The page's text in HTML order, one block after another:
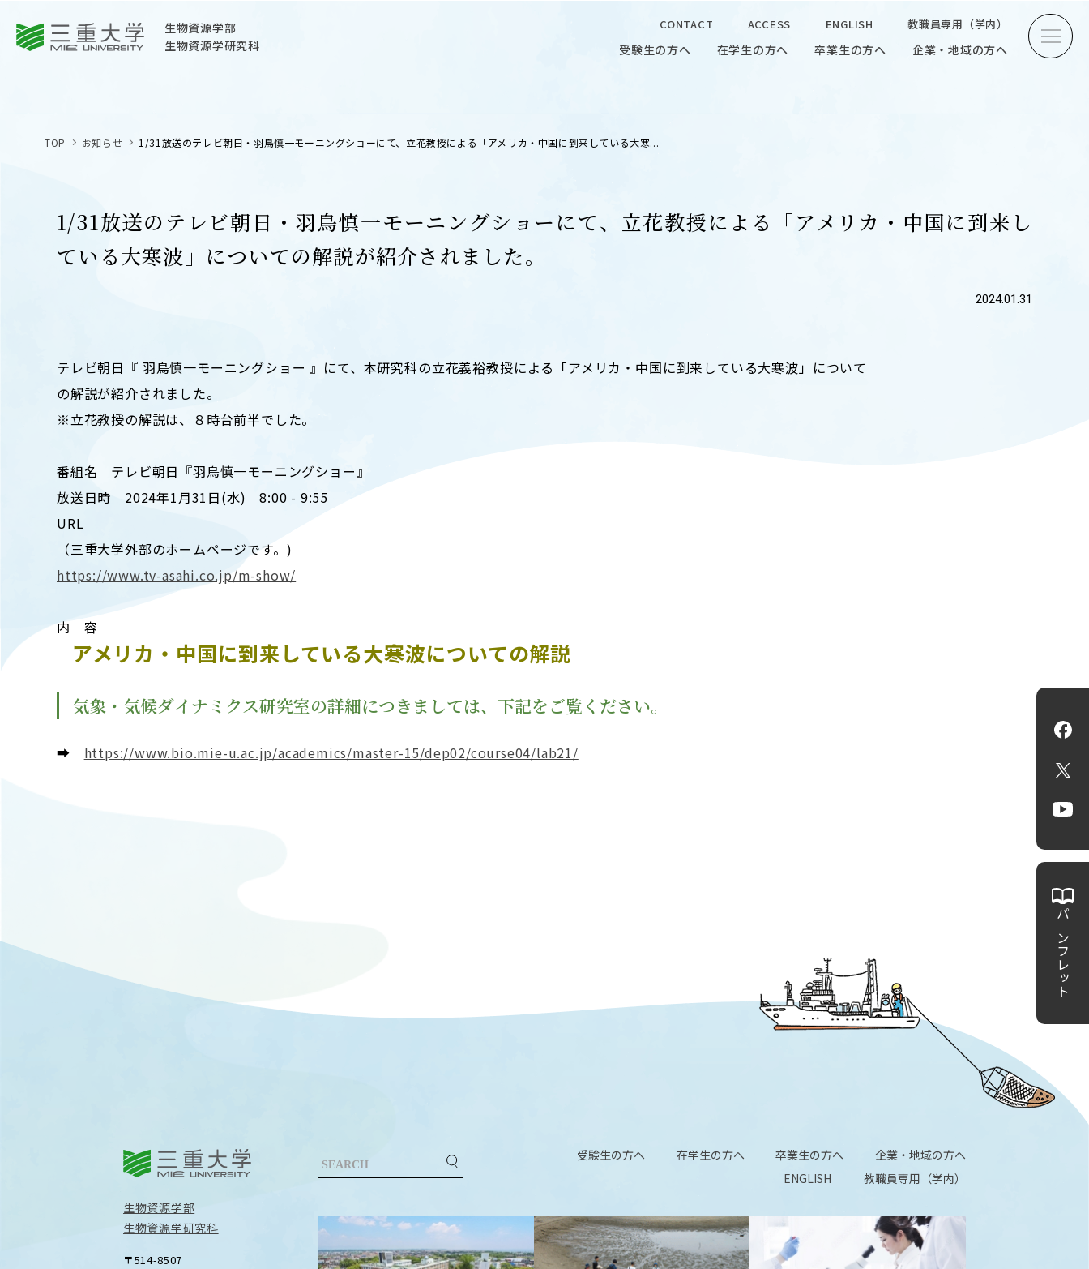
三重大学
生物資源学部
生物資源学研究科
CONTACT ACCESS ENGLISH 教職員専用（学内）
受験生の方へ 在学生の方へ 卒業生の方へ 企業・地域の方へ
生物資源学研究科
TEL 059-232-1211（代表）
キャンパスマップ
ニュース◎
保護者の方へ
Facebook
X
教職員専用（学内）
農学がつなぐミライ
OPEN CAMPUS OUR OPEN LECTURE INTERVIEW
ABOUT ACADEMICS ADMISSION
TOP お知らせ 1/31放送のテレビ朝日・羽鳥慎一モーニングショーにて、立花教授による「アメリカ・中国に到来している大寒...
1/31放送のテレビ朝日・羽鳥慎一モーニングショーにて、立花教授による「アメリカ・中国に到来し
ている大寒波」についての解説が紹介されました。
2024.01.31
テレビ朝日『 羽鳥慎一モーニングショー 』にて、本研究科の立花義裕教授による「アメリカ・中国に到来している大寒波」について
の解説が紹介されました。
※立花教授の解説は、８時台前半でした。
番組名 テレビ朝日『羽鳥慎一モーニングショー』
放送日時 2024年1月31日(水) 8:00 - 9:55
URL
（三重大学外部のホームページです。)
https://www.tv-asahi.co.jp/m-show/
内 容
アメリカ・中国に到来している大寒波についての解説
気象・気候ダイナミクス研究室の詳細につきましては、下記をご覧ください。
➡ https://www.bio.mie-u.ac.jp/academics/master-15/dep02/course04/lab21/
X
パンフレット
生物資源学部
生物資源学研究科
〒514-8507
受験生の方へ 在学生の方へ 卒業生の方へ
企業・地域の方へ
ENGLISH
教職員専用（学内）